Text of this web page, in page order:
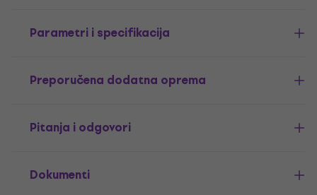
Parametri i specifikacija
Preporučena dodatna oprema
Pitanja i odgovori
Dokumenti